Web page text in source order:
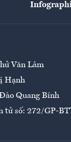
Giải trí
Văn Lâm
Hạnh
Quang Bính
tử số: 272/GP-